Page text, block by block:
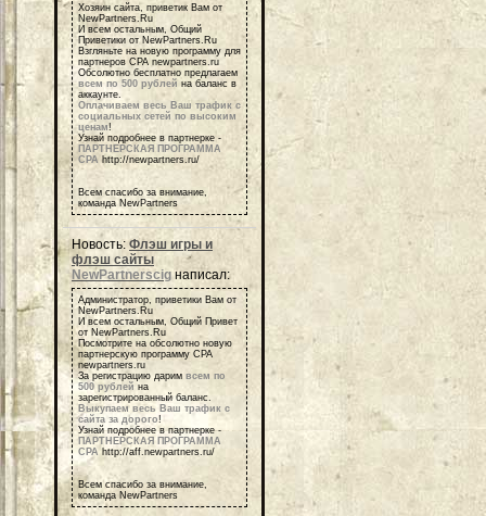
Хозяин сайта, приветик Вам от
NewPartners.Ru
И всем остальным, Общий
Приветики от NewPartners.Ru
Взгляньте на новую программу для
партнеров СРА newpartners.ru
Обсолютно бесплатно предлагаем
всем по 500 рублей на баланс в
аккаунте.
Оплачиваем весь Ваш трафик с
социальных сетей по высоким
ценам!
Узнай подробнее в партнерке -
ПАРТНЕРСКАЯ ПРОГРАММА
СРА http://newpartners.ru/
Всем спасибо за внимание,
команда NewPartners
Новость:Флэш игры и
флэш сайты
NewPartnerscigнаписал:
Администратор, приветики Вам от
NewPartners.Ru
И всем остальным, Общий Привет
от NewPartners.Ru
Посмотрите на обсолютно новую
партнерскую программу СРА
newpartners.ru
За регистрацию дарим всем по
500 рублей на
зарегистрированный баланс.
Выкупаем весь Ваш трафик с
сайта за дорого!
Узнай подробнее в партнерке -
ПАРТНЕРСКАЯ ПРОГРАММА
СРА http://aff.newpartners.ru/
Всем спасибо за внимание,
команда NewPartners